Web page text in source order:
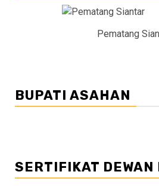
Pematang
BUPATI ASAHAN
SERTIFIKAT DEWAN